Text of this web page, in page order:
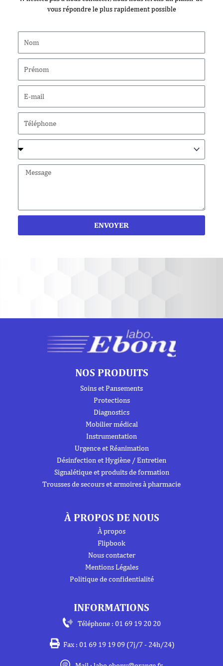
vous répondre le plus rapidement possible
ENVOYER
NOS PRODUITS
Soins et Pansements
Protections
Diagnostics
Mobilier médical
Instrumentation
Urgence et Réanimation
Désinfection et Hygiène / Entretien
Signalétique et produits de formation
Trousses de secours et armoires à pharmacie
À PROPOS DE NOUS
À propos
Flipbook
Nous contacter
Mentions Légales
Politique de confidentialité
INFORMATIONS
Téléphone : 01 69 19 20 20
Fax : 01 69 19 19 09 (7j/7 - 24h/24)